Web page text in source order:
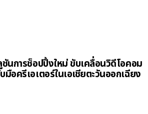
นการช็อปปิ้งใหม่ ขับเคลื่อนวิดีโอคอม
อครีเอเตอร์ในเอเชียตะวันออกเฉียง